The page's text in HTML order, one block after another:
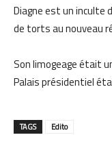
Diagne est un inculte
de torts au nouveau
Son limogeage était
Palais présidentiel
TAGS Edito